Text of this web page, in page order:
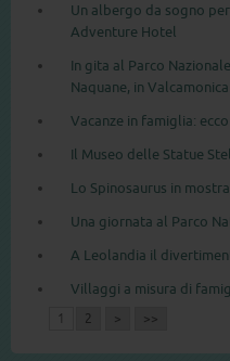
Un albergo da sogno
Adventure Hotel
In gita al Parco
Naquane, in Valcamonica
Vacanze in famiglia:
Il Museo delle Statue
Lo Spinosaurus in
Una giornata al Parco
A Leolandia il
Villaggi a misura di
1 2 > >>